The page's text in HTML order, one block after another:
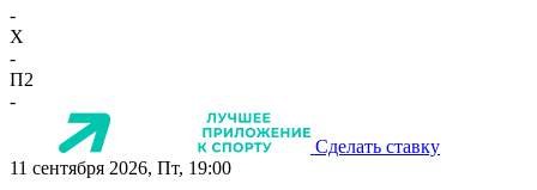
-
X
-
П2
-
Сделать ставку
11 сентября 2026, Пт, 19:00